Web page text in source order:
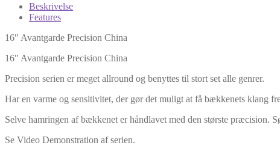
Beskrivelse
Features
16″ Avantgarde Precision China
16″ Avantgarde Precision China
Precision serien er meget allround og benyttes til stort set alle genrer.
Har en varme og sensitivitet, der gør det muligt at få bækkenets klang
Selve hamringen af bækkenet er håndlavet med den største præcision.
Se Video Demonstration af serien.